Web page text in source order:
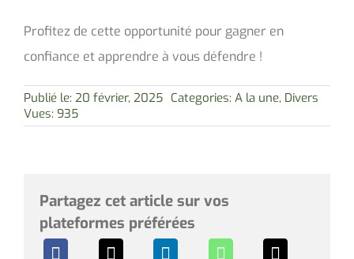
Profitez de cette opportunité pour gagner en
confiance et apprendre à vous défendre !
Publié le: 20 février, 2025 Categories: A la une, Divers
Vues: 935
Partagez cet article sur vos
plateformes préférées